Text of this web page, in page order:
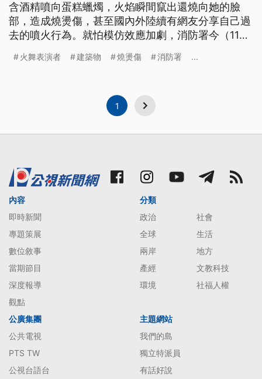
含酒精噴向蛋糕蠟燭，火焰瞬間竄出還燒向她的臉
部，造成燒燙傷，甚至國內外陸續有網友分享自己過
去的噴火行為。就怕模仿效應加劇，消防署今（11）
《消防法》規也明定，要是未經許可，在公眾使用的
火舞表演者 建築物 燒燙傷 消防署 ...
1
內容
即時新聞
專題策展
數位敘事
當期節目
深度報導
觀點
分類
政治
社會
全球
生活
兩岸
地方
產經
文教科技
環境
社福人權
公廣集團
公共電視
PTS TW
公視台語台
主題網站
我們的島
獨立特派員
有話好說